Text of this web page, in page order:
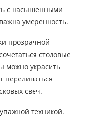
с насыщенными
умеренность.
прозрачной
столовые
можно украсить
переливаться
свеч.
техникой.